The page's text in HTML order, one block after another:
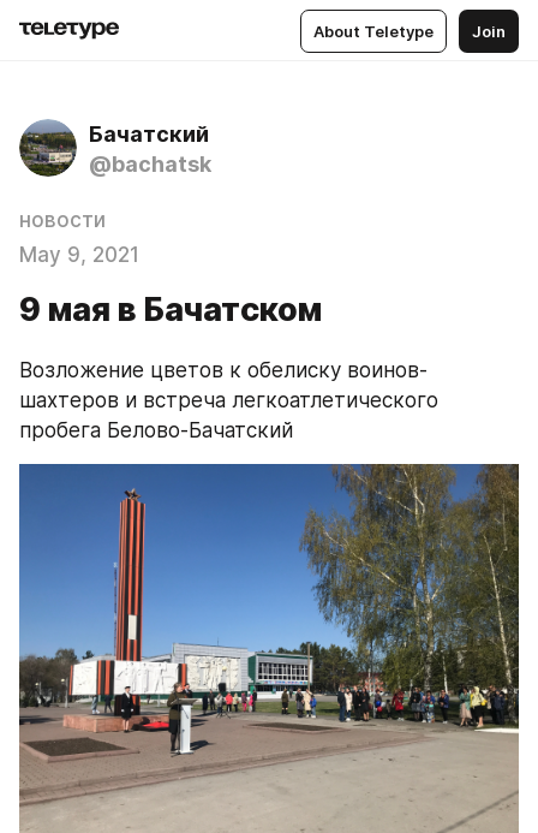
About Teletype Join
Бачатский
@bachatsk
новости
May 9, 2021
9 мая в Бачатском
Возложение цветов к обелиску воинов-
шахтеров и встреча легкоатлетического
пробега Белово-Бачатский